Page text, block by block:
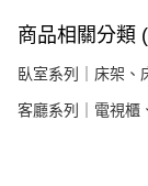
商品相關分類
臥室系列｜床架、
客廳系列｜電視櫃